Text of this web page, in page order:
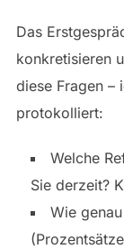
Das
konkretisieren
diese Fragen –
protokolliert:
Welche
Sie derzeit?
Wie